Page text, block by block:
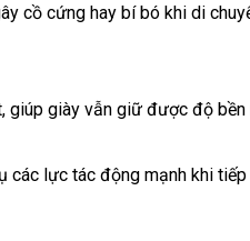
cồ cứng hay bí bó khi di
giúp giày vẫn giữ được độ
các lực tác động mạnh khi